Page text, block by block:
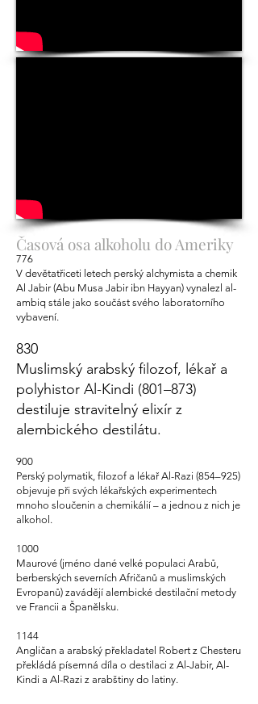
Časová osa alkoholu do Ameriky
776
V devětatřiceti letech perský alchymista a chemik
Al Jabir (Abu Musa Jabir ibn Hayyan) vynalezl al-
ambiq stále jako součást svého laboratorního
vybavení.
830
Muslimský arabský filozof, lékař a
polyhistor Al-Kindi (801–873)
destiluje stravitelný elixír z
alembického destilátu.
900
Perský polymatik, filozof a lékař Al-Razi (854–925)
objevuje při svých lékařských experimentech
mnoho sloučenin a chemikálií – a jednou z nich je
alkohol.
1000
Maurové (jméno dané velké populaci Arabů,
berberských severních Afričanů a muslimských
Evropanů) zavádějí alembické destilační metody
ve Francii a Španělsku.
1144
Angličan a arabský překladatel Robert z Chesteru
překládá písemná díla o destilaci z Al-Jabir, Al-
Kindi a Al-Razi z arabštiny do latiny.